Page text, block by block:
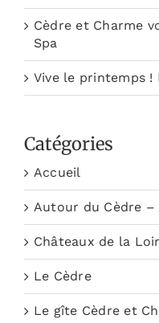
Cèdre et Charme
Spa
Vive le printemps
Catégories
Accueil
Autour du Cèdre –
Châteaux de la
Le Cèdre
Le gîte Cèdre et